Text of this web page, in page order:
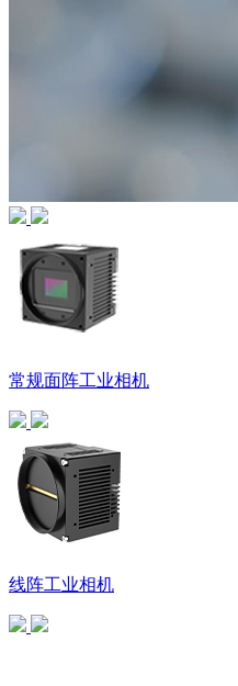
常规面阵工业相机
线阵工业相机